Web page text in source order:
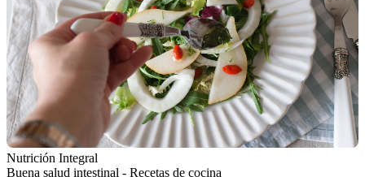
Nutrición Integral
Buena salud intestinal - Recetas de cocina